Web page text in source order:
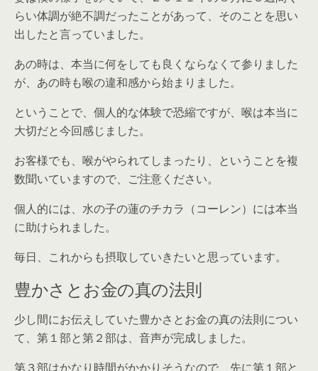
らい体調が絶不調だったことがあって、そのことを思い
出したと言っていました。
あの時は、本当に何をしても良くならなくて参りました
が、あの時も喉の違和感から始まりました。
ということで、個人的な体験で恐縮ですが、喉は本当に
大切だと今回感じました。
お客様でも、喉がやられてしまったり、ということを複
数聞いていますので、ご注意ください。
個人的には、水の子の蓮のチカラ（コーレン）には本当
に助けられました。
毎日、これからも摂取していきたいと思っています。
豊かさとお金の真の法則
少し間にお伝えしていた豊かさとお金の真の法則につい
て、第１部と第２部は、音声が完成しました。
第３部はかなり時間がかかりそうなので、先に第１部と